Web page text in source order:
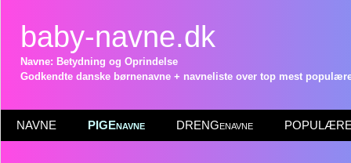
baby-navne.dk
Navne: Betydning og Oprindelse
Godkendte danske børnenavne + navneliste over top mest
NAVNE PIGEnavne DRENGenavne POPULÆRE